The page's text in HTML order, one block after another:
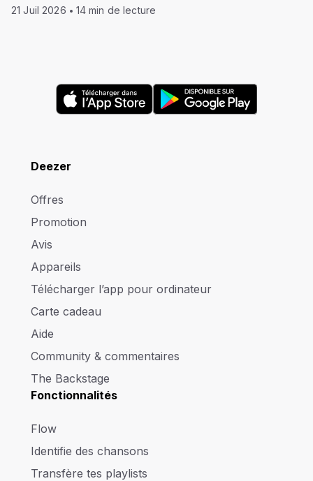
21 Juil 2026 14 min de lecture
Deezer
Offres
Promotion
Avis
Appareils
Télécharger l’app pour ordinateur
Carte cadeau
Aide
Community & commentaires
The Backstage
Fonctionnalités
Flow
Identifie des chansons
Transfère tes playlists